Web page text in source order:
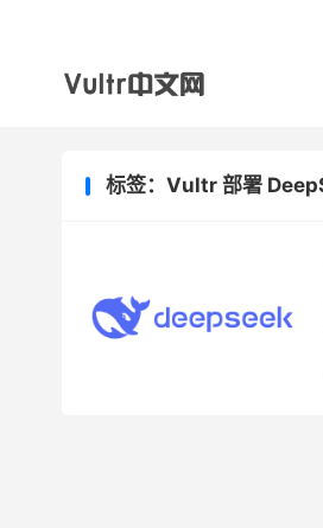
标签：Vultr 部署